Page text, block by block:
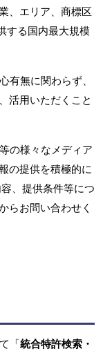
、エリア、商標区
する国内最大規模
有無に関わらず、
活用いただくこと
の様々なメディア
の提供を積極的に
、提供条件等につ
らお問い合わせく
「統合特許検索・